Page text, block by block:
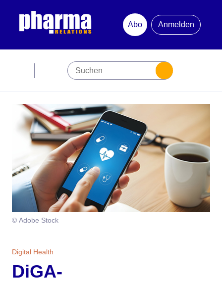
Abo
Anmelden
Premiumpartner
Jubiläum
Newsletter
Mediadaten
Marketing
Branche
Magazin
Aktuelle Ausgabe
Kontakt
© Adobe Stock
Digital Health
DiGA-